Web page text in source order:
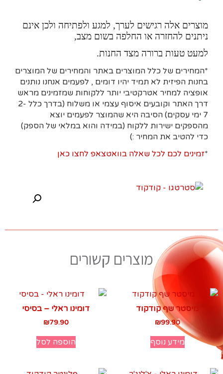
מוצרים אלה רגישים לערך, למגע ולפתיחה ולכן אינם
ניתנים להחזרה או החלפה בשום מצב,
למעט טעות ברורה מצד החנות.
*המחירים של כלל המוצרים באתר והמחירים של המוצרים
בחנות הפיזית לא תמיד יהיו דומים , לפעמים אנחנו נותנים
אופציה למחיר אטרקטיבי יותר ללקוחות שמזמינים מראש
דרך האתר וקובעים איסוף עצמי או משלוח (בדרך כלל 2-
7 ימי עסקים)
הסיבה היא שהמוצר לפעמים יוצא
מהספקים ישירות ללקוח (במידה והוא במלאי של הספק)
כדי להטיב את המחיר :)
*זמינים לכם לכל שאלה בוואטצאפ לחצו כאן
מוצרים קשורים
מיסטר שף קודקוד
₪99.90
מידע נוסף
דומינו ראלי – בסיסי
₪79.90
הוספה לסל